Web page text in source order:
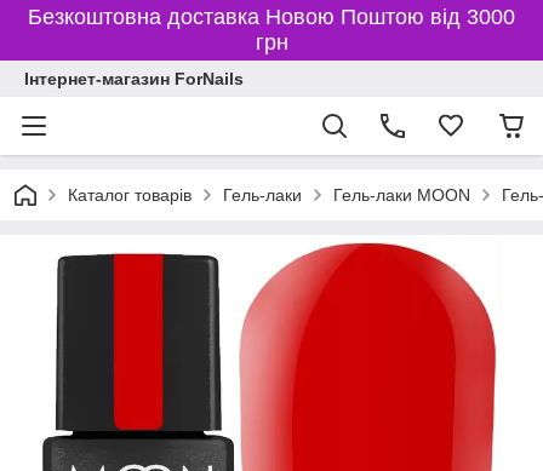
Безкоштовна доставка Новою Поштою від 3000
грн
Інтернет-магазин ForNails
Каталог товарів Гель-лаки Гель-лаки MOON